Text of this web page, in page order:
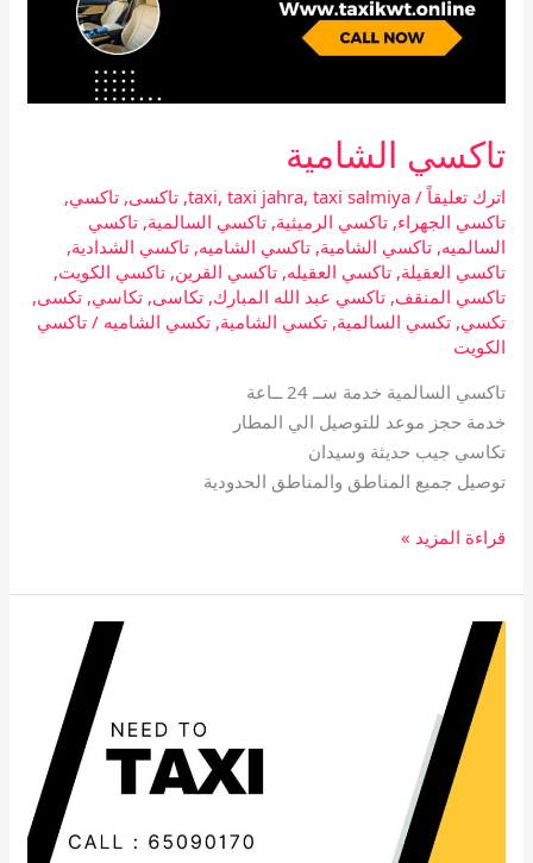
تاكسي الشامية
اترك تعليقاً /
taxi, taxi jahra, taxi salmiya
,تاكسى,تاكسي,
تاكسي الجهراء,تاكسي الرميثية,تاكسي السالمية,تاكسي
السالميه,تاكسي الشامية,تاكسي الشاميه,تاكسي الشدادية,
تاكسي العقيلة,تاكسي العقيله,تاكسي القرين,تاكسي الكويت,
تاكسي المنقف,تاكسي عبد الله المبارك,تكاسى,تكاسي,تكسى,
تكسي,تكسي السالمية,تكسي الشامية,تكسي الشاميه /تاكسي
الكويت
تاكسي السالمية خدمة ســ 24 ــاعة
خدمة حجز موعد للتوصيل الي المطار
تكاسي جيب حديثة وسيدان
توصيل جميع المناطق والمناطق الحدودية
قراءة المزيد »
تاكسي
الرميثية